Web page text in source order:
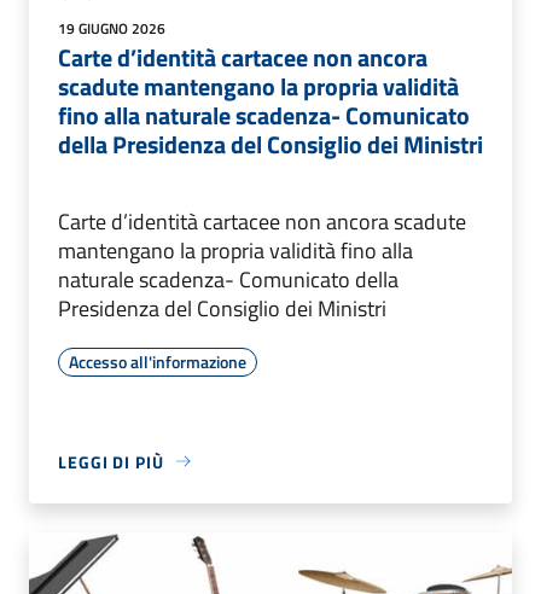
19 GIUGNO 2026
Carte d’identità cartacee non ancora
scadute mantengano la propria validità
fino alla naturale scadenza- Comunicato
della Presidenza del Consiglio dei Ministri
Carte d’identità cartacee non ancora scadute
mantengano la propria validità fino alla
naturale scadenza- Comunicato della
Presidenza del Consiglio dei Ministri
Accesso all'informazione
LEGGI DI PIÙ